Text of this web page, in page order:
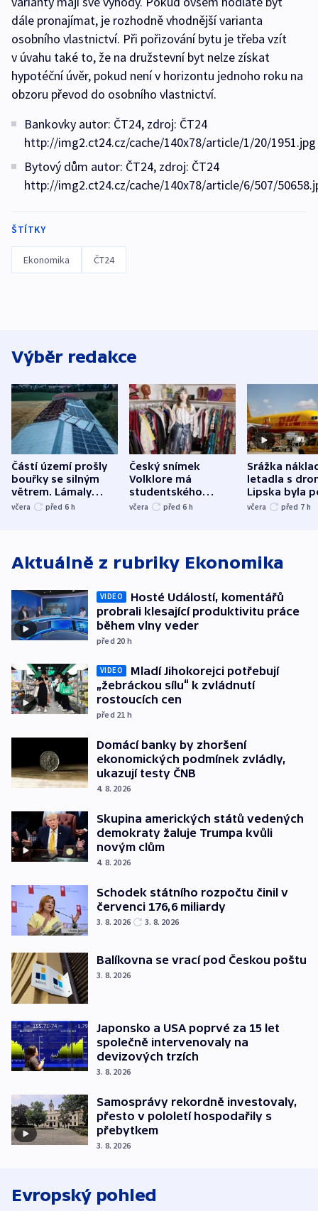
dále pronajímat, je rozhodně vhodnější varianta
osobního vlastnictví. Při pořizování bytu je třeba vzít
v úvahu také to, že na družstevní byt nelze získat
hypotéční úvěr, pokud není v horizontu jednoho roku na
obzoru převod do osobního vlastnictví.
Bankovky autor: ČT24, zdroj: ČT24
http://img2.ct24.cz/cache/140x78/article/1/20/1951.jpg
Bytový dům autor: ČT24, zdroj: ČT24
http://img2.ct24.cz/cache/140x78/article/6/507/
ŠTÍTKY
Ekonomika ČT24
Výběr redakce
Částí území prošly
bouřky se silným
větrem. Lámaly
stromy a poničily
včera před 6 h
Český snímek
Volklore má
studentského
Oscara, zabojuje o
včera před 6 h
Srážka
letadla s
Lipska byla
německého
včera před 7 h
Aktuálně z rubriky Ekonomika
VIDEO
Hosté Událostí, komentářů
probrali klesající produktivitu práce
během vlny veder
před 20 h
VIDEO
Mladí Jihokorejci potřebují
„žebráckou sílu“ k zvládnutí
rostoucích cen
před 21 h
Domácí banky by zhoršení
ekonomických podmínek zvládly,
ukazují testy ČNB
4. 8. 2026
Skupina amerických států vedených
demokraty žaluje Trumpa kvůli
novým clům
4. 8. 2026
Schodek státního rozpočtu činil v
červenci 176,6 miliardy
3. 8. 2026 3. 8. 2026
Balíkovna se vrací pod Českou poštu
3. 8. 2026
Japonsko a USA poprvé za 15 let
společně intervenovaly na
devizových trzích
3. 8. 2026
Samosprávy rekordně investovaly,
přesto v pololetí hospodařily s
přebytkem
3. 8. 2026
Evropský pohled